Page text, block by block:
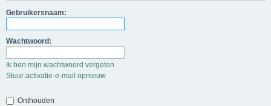
Gebruikersnaam:
Wachtwoord:
Ik ben mijn wachtwoord vergeten
Stuur activatie-e-mail opnieuw
Onthouden